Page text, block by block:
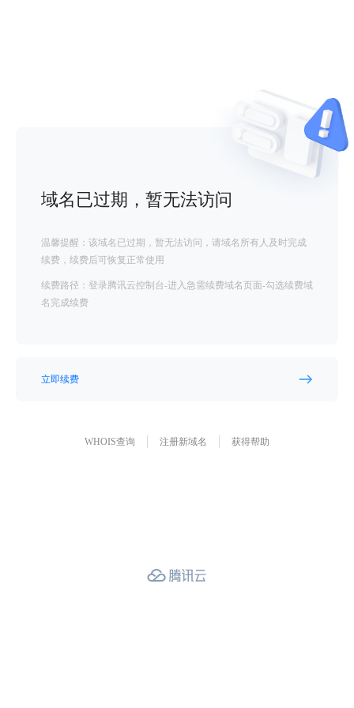
域名已过期，暂无法访问
温馨提醒：该域名已过期，暂无法访问，请域名所有人及时完成
续费，续费后可恢复正常使用
续费路径：登录腾讯云控制台-进入急需续费域名页面-勾选续费域
名完成续费
立即续费
WHOIS查询 注册新域名 获得帮助